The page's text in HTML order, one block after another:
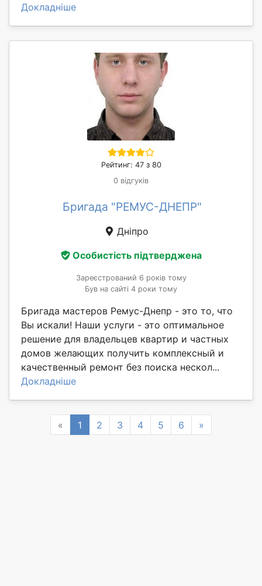
Докладніше
Рейтинг: 47 з 80
0 відгуків
Бригада "РЕМУС-ДНЕПР"
Дніпро
Особистість підтверджена
Зареєстрований 6 років тому
Був на сайті 4 роки тому
Бригада мастеров Ремус-Днепр - это то, что
Вы искали! Наши услуги - это оптимальное
решение для владельцев квартир и частных
домов желающих получить комплексный и
качественный ремонт без поиска нескол...
Докладніше
« Previous
1 2 3 4 5 6 »